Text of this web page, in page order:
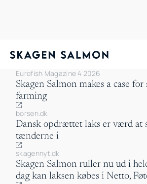
Nyheder
Eurofish Magazine 4 2026
Skagen Salmon makes a case for
farming
borsen.dk
Dansk opdrættet laks er værd at
tænderne i
skagennyt.dk
Skagen Salmon ruller nu ud i
dag kan laksen købes i Netto,